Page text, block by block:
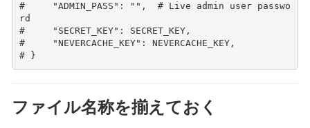
#     "ADMIN_PASS": "",  # Live admin user passwo
rd
#     "SECRET_KEY": SECRET_KEY,
#     "NEVERCACHE_KEY": NEVERCACHE_KEY,
# }
ファイル名称を揃えておく